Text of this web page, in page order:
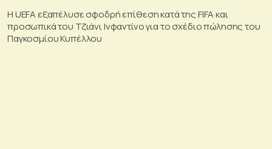
Η UEFA εξαπέλυσε σφοδρή επίθεση κατά της FIFA και
προσωπικά του Τζιάνι Ινφαντίνο για το σχέδιο πώλησης του
Παγκοσμίου Κυπέλλου